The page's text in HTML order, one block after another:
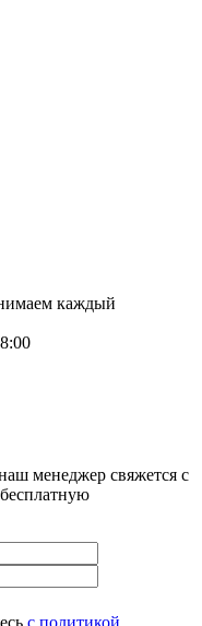
каждый
менеджер свяжется с
с политикой